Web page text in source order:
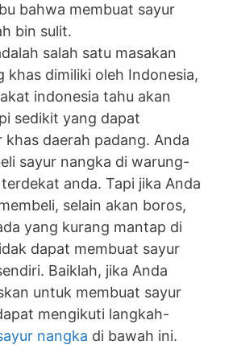
bahwa membuat sayur
bin sulit.
salah satu masakan
khas dimiliki oleh Indonesia,
indonesia tahu akan
sedikit yang dapat
khas daerah padang. Anda
sayur nangka di warung-
anda. Tapi jika Anda
selain akan boros,
yang kurang mantap di
dapat membuat sayur
Baiklah, jika Anda
untuk membuat sayur
mengikuti langkah-
nangka di bawah ini.